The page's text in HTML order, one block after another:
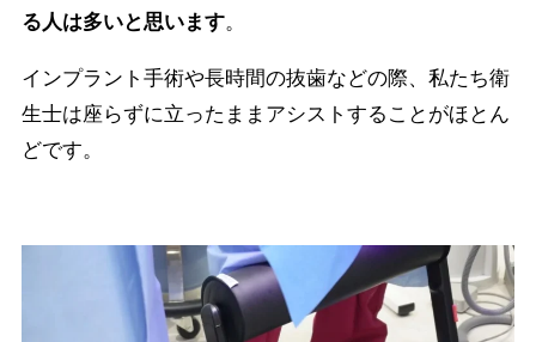
る人は多いと思います。
インプラント手術や長時間の抜歯などの際、私たち衛
生士は座らずに立ったままアシストすることがほとん
どです。